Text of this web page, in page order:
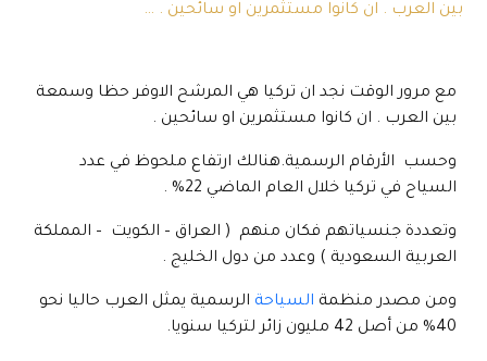
بين العرب . ان كانوا مستثمرين او سائحين . …
مع مرور الوقت نجد ان تركيا هي المرشح الاوفر حظا وسمعة
بين العرب . ان كانوا مستثمرين او سائحين .
وحسب الأرقام الرسمية.هنالك ارتفاع ملحوظ في عدد
السياح في تركيا خلال العام الماضي 22% .
وتعددة جنسياتهم فكان منهم ( العراق – الكويت – المملكة
العربية السعودية ) وعدد من دول الخليج .
ومن مصدر منظمة السياحة الرسمية يمثل العرب حاليا نحو
40% من أصل 42 مليون زائر لتركيا سنويا.